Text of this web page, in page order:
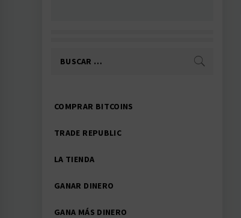
Buscar:
Menú
COMPRAR BITCOINS
TRADE REPUBLIC
LA TIENDA
GANAR DINERO
GANA MÁS DINERO